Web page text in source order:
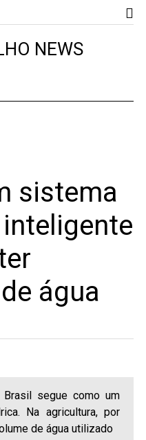
sistema
água
segue como um
Na agricultura, por
de água utilizado